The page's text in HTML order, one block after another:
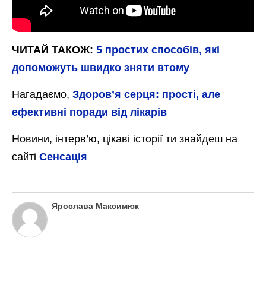
ЧИТАЙ ТАКОЖ: 5 простих способів, які
допоможуть швидко зняти втому
Нагадаємо, Здоров’я серця: прості, але
ефективні поради від лікарів
Новини, інтерв’ю, цікаві історії ти знайдеш на
сайті Сенсація
Ярослава Максимюк